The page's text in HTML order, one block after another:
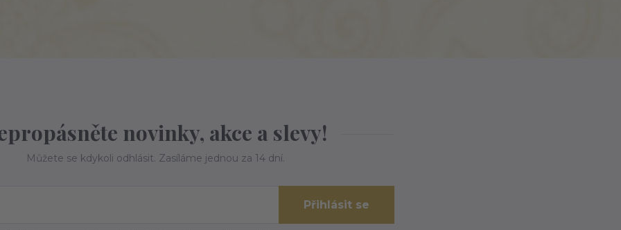
novinky, akce a slevy!
Můžete se kdykoli odhlásit. Zasíláme jednou za 14 dní.
Přihlásit se